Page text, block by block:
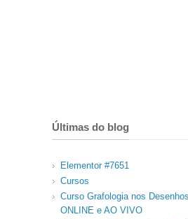
Últimas do blog
Elementor #7651
Cursos
Curso Grafologia nos
ONLINE e AO VIVO